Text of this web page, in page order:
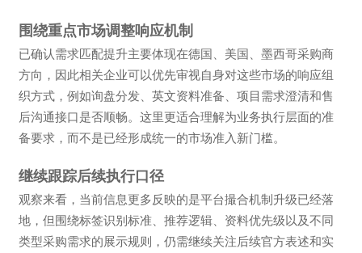
围绕重点市场调整响应机制
已确认需求匹配提升主要体现在德国、美国、墨西哥采购商
方向，因此相关企业可以优先审视自身对这些市场的响应组
织方式，例如询盘分发、英文资料准备、项目需求澄清和售
后沟通接口是否顺畅。这里更适合理解为业务执行层面的准
备要求，而不是已经形成统一的市场准入新门槛。
继续跟踪后续执行口径
观察来看，当前信息更多反映的是平台撮合机制升级已经落
地，但围绕标签识别标准、推荐逻辑、资料优先级以及不同
类型采购需求的展示规则，仍需继续关注后续官方表述和实